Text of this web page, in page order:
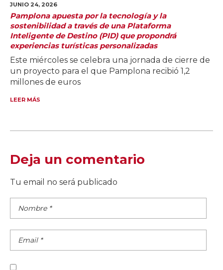
JUNIO 24, 2026
Pamplona apuesta por la tecnología y la
sostenibilidad a través de una Plataforma
Inteligente de Destino (PID) que propondrá
experiencias turísticas personalizadas
Este miércoles se celebra una jornada de cierre de
un proyecto para el que Pamplona recibió 1,2
millones de euros
LEER MÁS
Deja un comentario
Tu email no será publicado